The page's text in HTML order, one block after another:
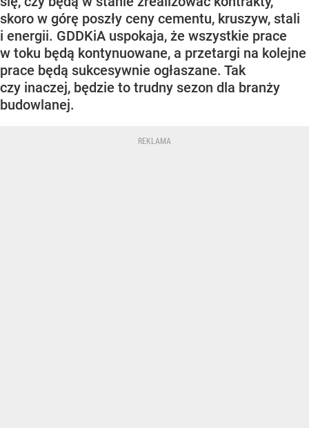
skoro w górę poszły ceny cementu, kruszyw, stali
i energii. GDDKiA uspokaja, że wszystkie prace
w toku będą kontynuowane, a przetargi na kolejne
prace będą sukcesywnie ogłaszane. Tak
czy inaczej, będzie to trudny sezon dla branży
budowlanej.